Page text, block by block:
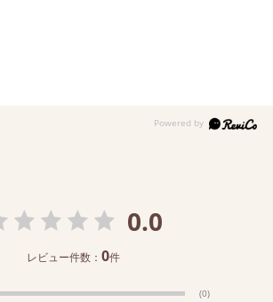
0.0
レビュー件数：0件
(0)